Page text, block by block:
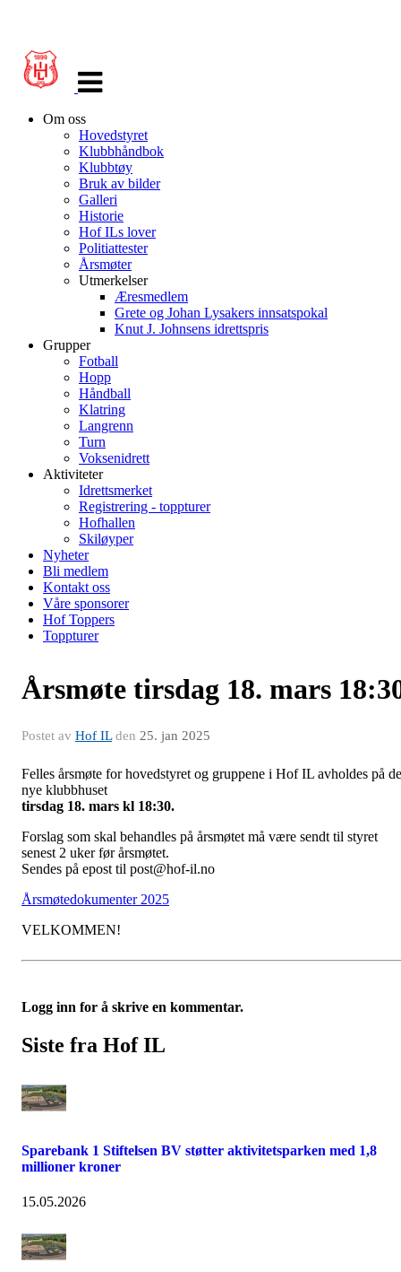
navigasjon
Om oss
Hovedstyret
Klubbhåndbok
Klubbtøy
Bruk av bilder
Galleri
Historie
Hof ILs lover
Politiattester
Årsmøter
Utmerkelser
Æresmedlem
Grete og Johan Lysakers innsatspokal
Knut J. Johnsens idrettspris
Grupper
Fotball
Hopp
Håndball
Klatring
Langrenn
Turn
Voksenidrett
Aktiviteter
Idrettsmerket
Registrering - toppturer
Hofhallen
Skiløyper
Nyheter
Bli medlem
Kontakt oss
Våre sponsorer
Hof Toppers
Toppturer
Årsmøte tirsdag 18. mars
Postet av Hof ILden 25. jan 2025
Felles årsmøte for hovedstyret og gruppene i Hof IL avholdes på
nye klubbhuset
tirsdag 18. mars kl 18:30.
Forslag som skal behandles på årsmøtet må være sendt til styret
senest 2 uker før årsmøtet.
Sendes på epost til post@hof-il.no
Årsmøtedokumenter 2025
VELKOMMEN!
Logg inn for å skrive en kommentar.
Siste fra Hof IL
Sparebank 1 Stiftelsen BV støtter aktivitetsparken med 1,8
millioner kroner
15.05.2026